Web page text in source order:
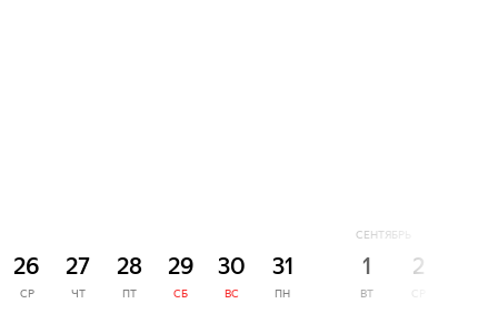
26
СР
27
ЧТ
28
ПТ
29
СБ
30
ВС
31
ПН
СЕНТЯБРЬ
1
ВТ
2